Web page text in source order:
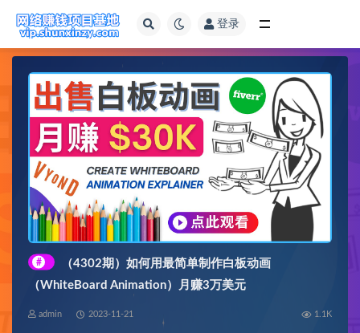
登录
#
（4302期）如何用最简单制作白板动画
（WhiteBoard Animation）月赚3万美元
admin 2023-11-21 1.1K